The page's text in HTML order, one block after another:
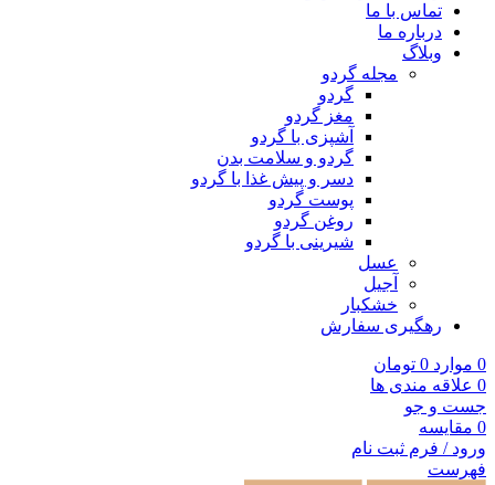
تماس با ما
درباره ما
وبلاگ
مجله گردو
گردو
مغز گردو
آشپزی با گردو
گردو و سلامت بدن
دسر و پیش غذا با گردو
پوست گردو
روغن گردو
شیرینی با گردو
عسل
آجیل
خشکبار
رهگیری سفارش
0 موارد 0 تومان
0 علاقه مندی ها
جست و جو
0 مقایسه
ورود / فرم ثبت نام
فهرست